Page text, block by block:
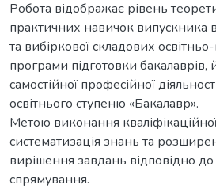
Робота відображає рівень
практичних навичок випускника
та вибіркової складових
програми підготовки бакалаврів,
самостійної професійної
освітнього ступеню «Бакалавр».
Метою виконання
систематизація знань та
вирішення завдань відповідно
спрямування.